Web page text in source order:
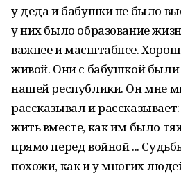
у деда и бабушки не было
у них было образование
важнее и масштабнее.
живой. Они с бабушкой были
нашей республики. Он мне
рассказывал и
жить вместе, как им было
прямо перед войной ...
похожи, как и у многих